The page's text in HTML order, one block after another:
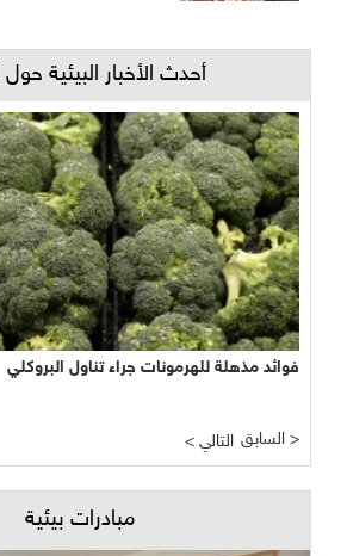
أحدث الأخبار البيئية حول
فوائد مذهلة للهرمونات جراء تناول البروكلي
< التالي السابق >
مبادرات بيئية